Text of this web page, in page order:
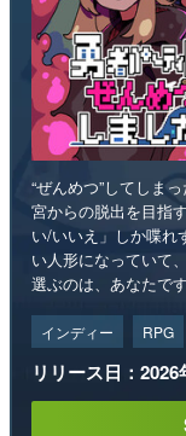
“ぜんめつ”してしま
宮からの脱出を目指
い/いいえ」しか喋れ
い人形になっていて
選ぶのは、あなたです
インディー RPG
リリース日：